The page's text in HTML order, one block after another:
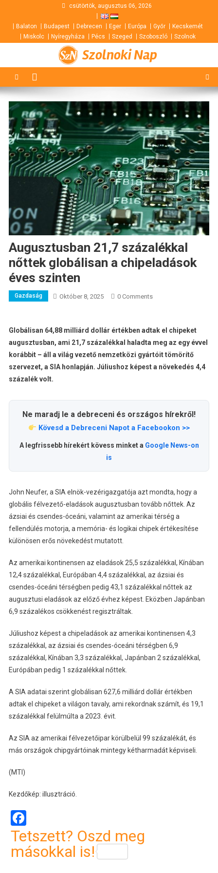
content
csütörtök, augusztus 06, 2026
Balaton Budapest Debrecen Eger Európa Győr
Kecskemét
Miskolc
Nyíregyháza Pécs Szeged Szoboszló Szolnok
Szolnoki Nap
Augusztusban 21,7 százalékkal
nőttek globálisan a chipeladások
éves szinten
Gazdaság Október 8, 2025 0 Comments
Globálisan 64,88 milliárd dollár értékben adtak el chipeket
augusztusban, ami 21,7 százalékkal haladta meg az egy évvel
korábbit – áll a világ vezető nemzetközi gyártóit tömörítő
szervezet, a SIA honlapján. Júliushoz képest a növekedés 4,4
százalék volt.
Ne maradj le a debreceni és országos hírekről!
Kövesd a Debreceni Napot a Facebookon >>
A legfrissebb hírekért kövess minket a Google News-on
is
John Neufer, a SIA elnök-vezérigazgatója azt mondta, hogy a
globális félvezető-eladások augusztusban tovább nőttek. Az
ázsiai és csendes-óceáni, valamint az amerikai térség a
fellendülés motorja, a memória- és logikai chipek értékesítése
különösen erős növekedést mutatott.
Az amerikai kontinensen az eladások 25,5 százalékkal, Kínában
12,4 százalékkal, Európában 4,4 százalékkal, az ázsiai és
csendes-óceáni térségben pedig 43,1 százalékkal nőttek az
augusztusi eladások az előző évhez képest. Eközben Japánban
6,9 százalékos csökkenést regisztráltak.
Júliushoz képest a chipeladások az amerikai kontinensen 4,3
százalékkal, az ázsiai és csendes-óceáni térségben 6,9
százalékkal, Kínában 3,3 százalékkal, Japánban 2 százalékkal,
Európában pedig 1 százalékkal nőttek.
A SIA adatai szerint globálisan 627,6 milliárd dollár értékben
adtak el chipeket a világon tavaly, ami rekordnak számít, és 19,1
százalékkal felülmúlta a 2023. évit.
Az SIA az amerikai félvezetőipar körülbelül 99 százalékát, és
más országok chipgyártóinak mintegy kétharmadát képviseli.
(MTI)
Kezdőkép: illusztráció.
Facebook
Tetszett? Oszd meg
másokkal is!